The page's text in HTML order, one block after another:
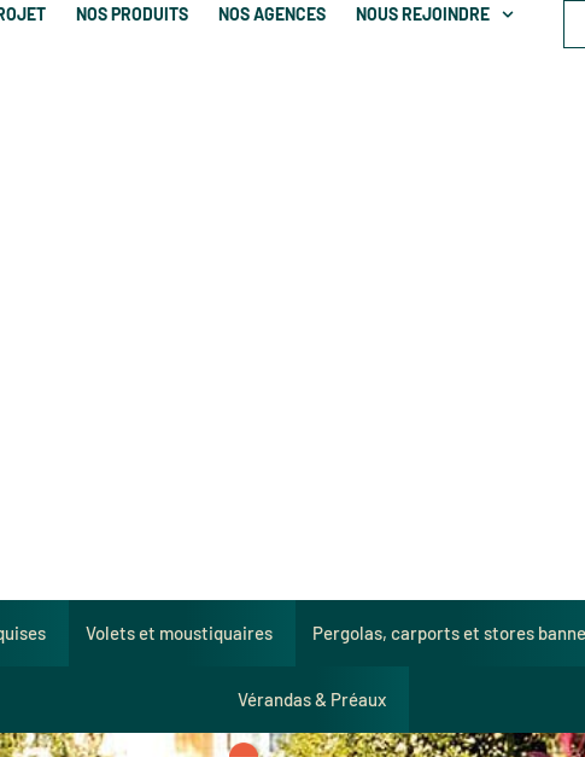
NOS PRODUITS NOS AGENCES NOUS REJOINDRE
Volets et moustiquaires Pergolas, carports et stores
Vérandas & Préaux